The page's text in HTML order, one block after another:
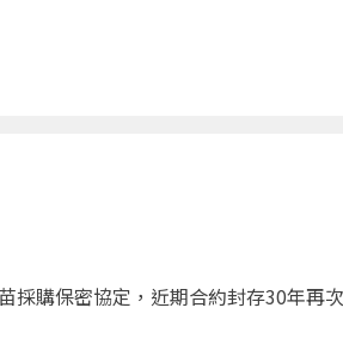
採購保密協定，近期合約封存30年再